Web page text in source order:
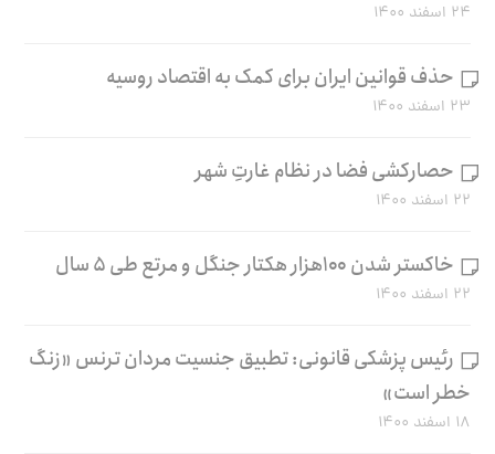
۲۴ اسفند ۱۴۰۰
حذف قوانین ایران برای کمک به اقتصاد روسیه
۲۳ اسفند ۱۴۰۰
حصارکشی فضا در نظام غارتِ شهر
۲۲ اسفند ۱۴۰۰
خاکستر شدن ۱۰۰هزار هکتار جنگل و مرتع طی ۵ سال
۲۲ اسفند ۱۴۰۰
رئیس پزشکی قانونی: تطبیق جنسیت مردان ترنس «زنگ
خطر است»
۱۸ اسفند ۱۴۰۰